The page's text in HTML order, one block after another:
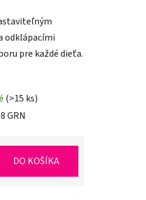
odklápacími
pre každé dieťa.
(>15 ks)
GRN
DO KOŠÍKA